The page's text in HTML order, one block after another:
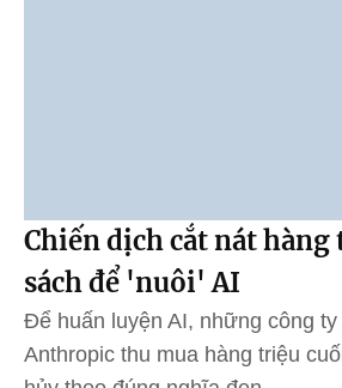
Chiến dịch cắt nát hàng
sách để 'nuôi' AI
Để huấn luyện AI, những công
Anthropic thu mua hàng triệu